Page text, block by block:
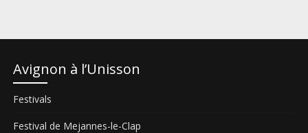
Avignon à l’Unisson
Festivals
Festival de Mejannes-le-Clap